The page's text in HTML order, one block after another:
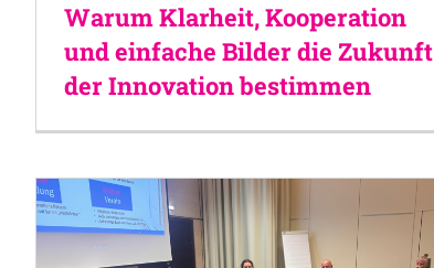
Warum Klarheit, Kooperation
und einfache Bilder die Zukunft
der Innovation bestimmen